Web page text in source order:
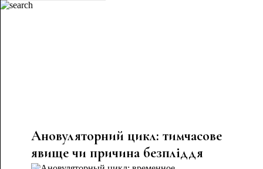
Ановуляторний цикл: тимчасове
явище чи причина безпліддя